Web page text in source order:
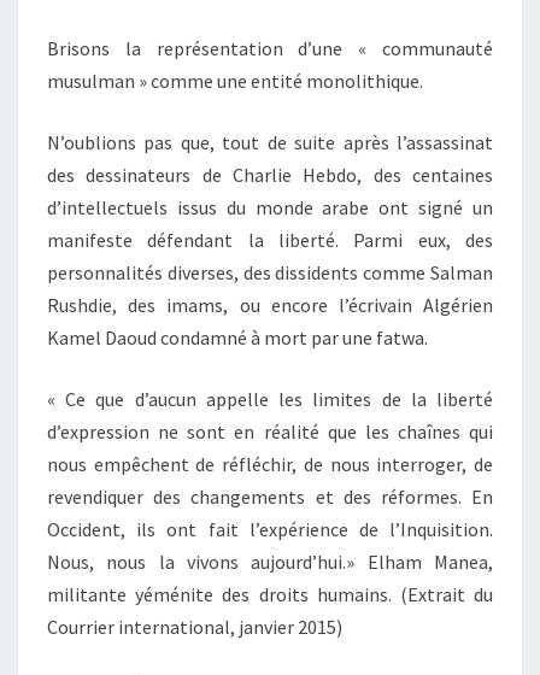
Brisons la représentation d’une « communauté
musulman » comme une entité monolithique.
N’oublions pas que, tout de suite après l’assassinat
des dessinateurs de Charlie Hebdo, des centaines
d’intellectuels issus du monde arabe ont signé un
manifeste défendant la liberté. Parmi eux, des
personnalités diverses, des dissidents comme Salman
Rushdie, des imams, ou encore l’écrivain Algérien
Kamel Daoud condamné à mort par une fatwa.
« Ce que d’aucun appelle les limites de la liberté
d’expression ne sont en réalité que les chaînes qui
nous empêchent de réfléchir, de nous interroger, de
revendiquer des changements et des réformes. En
Occident, ils ont fait l’expérience de l’Inquisition.
Nous, nous la vivons aujourd’hui.» Elham Manea,
militante yéménite des droits humains. (Extrait du
Courrier international, janvier 2015)